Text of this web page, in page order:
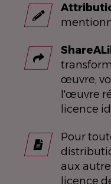
œuvre,
l'œuvre
licence
Pour
aux
licence